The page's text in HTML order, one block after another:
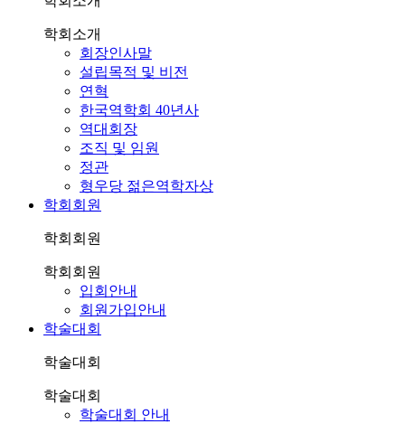
학회소개
회장인사말
설립목적 및 비전
연혁
한국역학회 40년사
역대회장
조직 및 임원
정관
형우당 젊은역학자상
학회회원
학회회원
학회회원
입회안내
회원가입안내
학술대회
학술대회
학술대회
학술대회 안내